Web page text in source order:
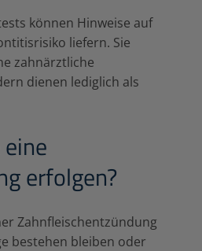
können Hinweise auf
liefern. Sie
zahnärztliche
dienen lediglich als
erfolgen?
Zahnfleischentzündung
bestehen bleiben oder